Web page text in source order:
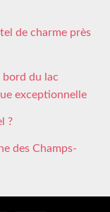
de charme près
bord du lac
exceptionnelle
?
des Champs-